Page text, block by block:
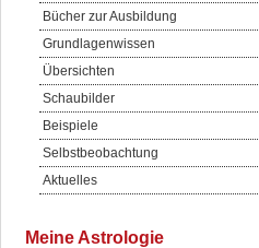
Termine
Kontakt
Honorare
Links
Bücher zur Ausbildung
Grundlagenwissen
Übersichten
Schaubilder
Beispiele
Selbstbeobachtung
Aktuelles
Meine Astrologie